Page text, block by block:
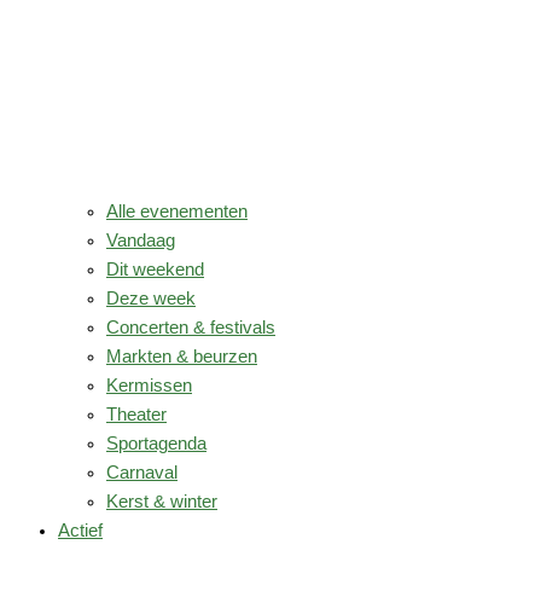
Alle evenementen
Vandaag
Dit weekend
Deze week
Concerten & festivals
Markten & beurzen
Kermissen
Theater
Sportagenda
Carnaval
Kerst & winter
Actief